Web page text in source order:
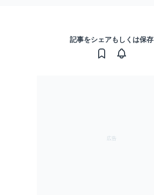
記事をシェアもしくは保存